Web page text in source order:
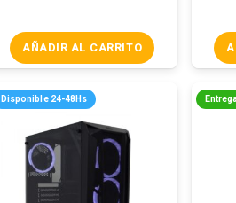
AÑADIR AL CARRITO
Disponible 24-48Hs